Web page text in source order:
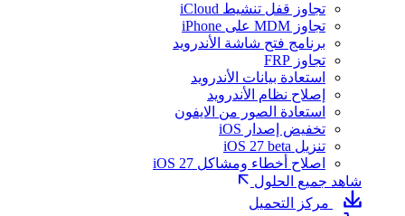
تجاوز قفل تنشيط iCloud
تجاوز MDM على iPhone
برنامج فتح شاشة الأندرويد
تجاوز FRP
استعادة بيانات الأندرويد
إصلاح نظام الأندرويد
استعادة الصور من الايفون
تخفيض إصدار iOS
تنزيل iOS 27 beta
اصلاح أخطاء ومشاكل iOS 27
شاهد جميع الحلول
مركز التحميل